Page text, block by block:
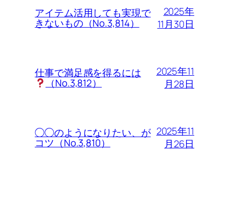
アイテム活用しても実現で
きないもの（No.3,814）
2025年
11月30日
仕事で満足感を得るには
（No.3,812）
2025年11
月28日
◯◯のようになりたい、が
コツ（No.3,810）
2025年11
月26日